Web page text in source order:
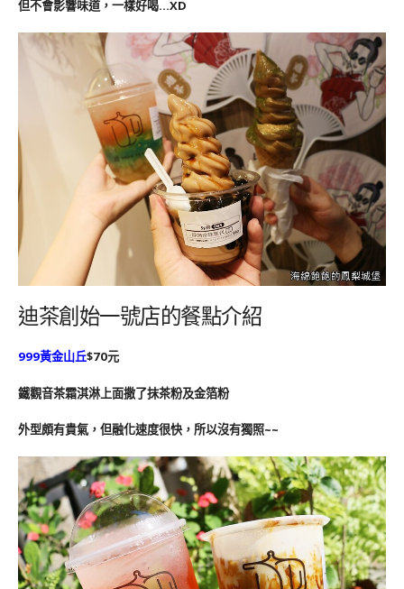
但不會影響味道，一樣好喝…XD
迪茶創始一號店的餐點介紹
999黃金山丘$70元
鐵觀音茶霜淇淋上面撒了抹茶粉及金箔粉
外型頗有貴氣，但融化速度很快，所以沒有獨照~~